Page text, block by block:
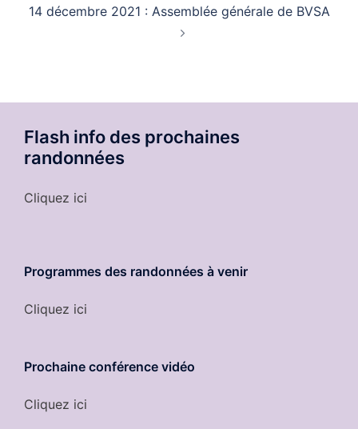
14 décembre 2021 : Assemblée générale de BVSA
Flash info des prochaines
randonnées
Cliquez ici
Programmes des randonnées à venir
Cliquez ici
Prochaine conférence vidéo
Cliquez ici